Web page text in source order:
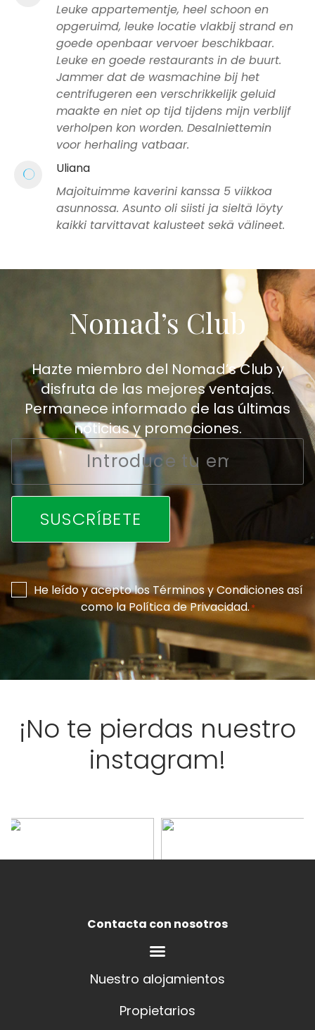
Leuke appartementje, heel schoon en
opgeruimd, leuke locatie vlakbij strand en
goede openbaar vervoer beschikbaar.
Leuke en goede restaurants in de buurt.
Jammer dat de wasmachine bij het
centrifugeren een verschrikkelijk geluid
maakte en niet op tijd tijdens mijn verblijf
verholpen kon worden. Desalniettemin
voor herhaling vatbaar.
Uliana
Majoituimme kaverini kanssa 5 viikkoa
asunnossa. Asunto oli siisti ja sieltä löyty
kaikki tarvittavat kalusteet sekä välineet.
Nomad’s Club
Hazte miembro del Nomad’s Club y
disfruta de las mejores ventajas.
Permanece informado de las últimas
noticias y promociones.
Consentimiento
*
He leído y acepto losTérminos y Condicionesasí
como laPolítica de Privacidad.*
Email
*
¡No te pierdas nuestro
instagram!
Contacta con nosotros
Nuestro alojamientos
Propietarios